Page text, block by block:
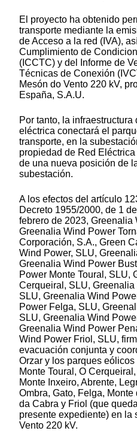
El proyecto ha obtenido
transporte mediante la
de Acceso a la red (IVA),
Cumplimiento de
(ICCTC) y del Informe de
Técnicas de Conexión
Mesón do Vento 220 kV,
España, S.A.U.
Por tanto, la
eléctrica conectará el
transporte, en la
propiedad de Red
de una nueva posición de
subestación.
A los efectos del artículo
Decreto 1955/2000, de 1
febrero de 2023, Greenalia
Greenalia Wind Power
Corporación, S.A., Green
Wind Power, SLU,
Greenalia Wind Power
Power Monte Toural, SLU,
Cerqueiral, SLU,
SLU, Greenalia Wind
Power Felga, SLU,
SLU, Greenalia Wind
Greenalia Wind Power
Wind Power Friol, SLU,
evacuación conjunta y
Orzar y los parques
Monte Toural, O
Monte Inxeiro, Abrente,
Ombra, Gato, Felga,
da Cabra y Friol (que
presente expediente) en la
Vento 220 kV.